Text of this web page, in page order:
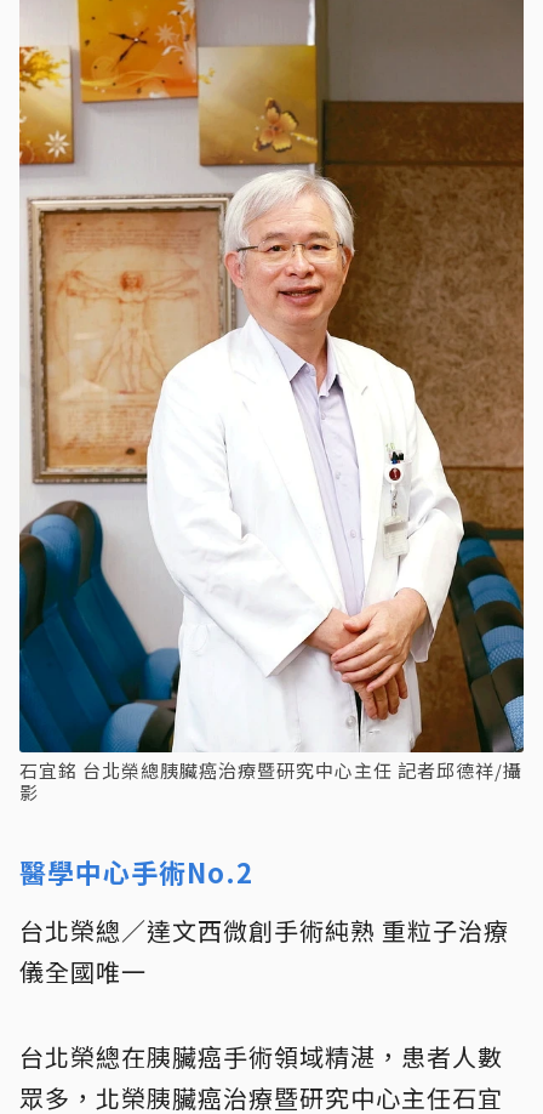
石宜銘 台北榮總胰臟癌治療暨研究中心主任 記者邱德祥/攝
影
醫學中心手術No.2
台北榮總／達文西微創手術純熟 重粒子治療
儀全國唯一
台北榮總在胰臟癌手術領域精湛，患者人數
眾多，北榮胰臟癌治療暨研究中心主任石宜